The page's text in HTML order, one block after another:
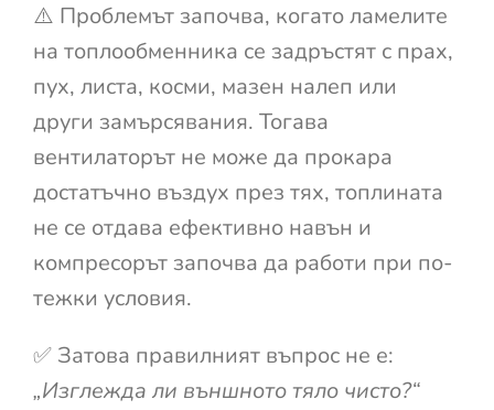
⚠️ Проблемът започва, когато ламелите
на топлообменника се задръстят с прах,
пух, листа, косми, мазен налеп или
други замърсявания. Тогава
вентилаторът не може да прокара
достатъчно въздух през тях, топлината
не се отдава ефективно навън и
компресорът започва да работи при по-
тежки условия.
✅ Затова правилният въпрос не е:
„Изглежда ли външното тяло чисто?“